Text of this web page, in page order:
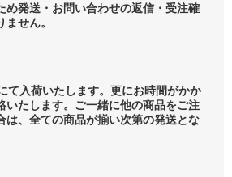
め発送・お問い合わせの返信・受注確
せん。
て入荷いたします。更にお時間がかか
いたします。ご一緒に他の商品をご注
は、全ての商品が揃い次第の発送とな